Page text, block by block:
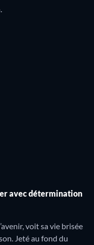
avec détermination
voit sa vie brisée
Jeté au fond du